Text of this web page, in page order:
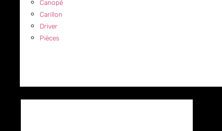
Canopé
Carillon
Driver
Pièces